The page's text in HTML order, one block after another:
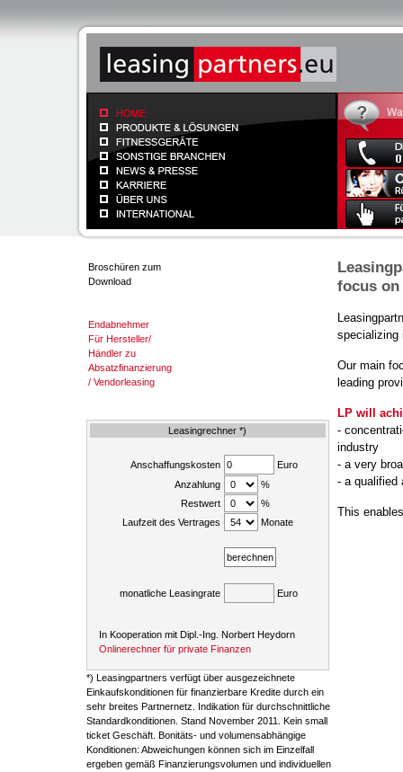
Broschüren zum
Download
Endabnehmer
Für Hersteller/
Händler zu
Absatzfinanzierung
/ Vendorleasing
Leasingrechner *)
Anschaffungskosten
Euro
Anzahlung
%
Restwert
%
Laufzeit des Vertrages
Monate
monatliche Leasingrate Euro
In Kooperation mit Dipl.-Ing. Norbert Heydorn
Onlinerechner für private Finanzen
*) Leasingpartners verfügt über ausgezeichnete
Einkaufskonditionen für finanzierbare Kredite durch ein
sehr breites Partnernetz. Indikation für durchschnittliche
Standardkonditionen. Stand November 2011. Kein small
ticket Geschäft. Bonitäts- und volumensabhängige
Konditionen: Abweichungen können sich im Einzelfall
ergeben gemäß Finanzierungsvolumen und individuellen
focus
specializing
Our main
leading
LP will
-
industry
- a very
- a qualified
This